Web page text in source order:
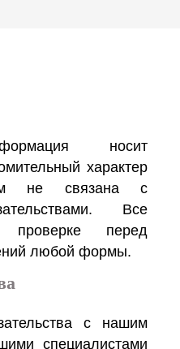
носит
характер
не связана с
Все
перед
любой формы.
с нашим
специалистами